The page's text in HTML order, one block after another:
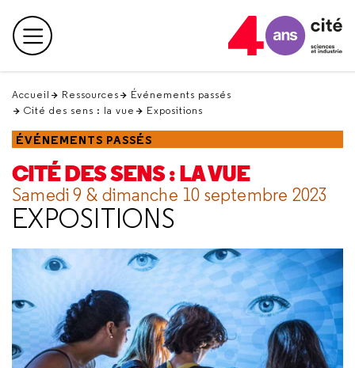
en
haut Menu principal
Accueil Ressources
Événements passés
Cité des sens : la vue
Expositions
ÉVÉNEMENTS PASSÉS
CITÉ DES SENS : LA VUE
Samedi 9 & dimanche 10 septembre 2023
EXPOSITIONS